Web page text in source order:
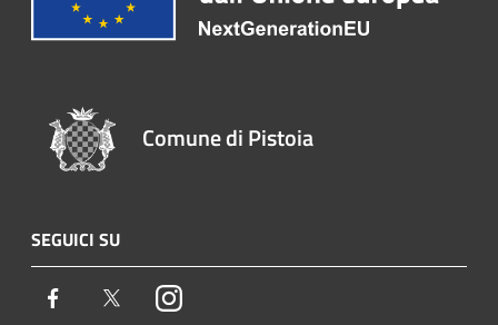
Comune di Pistoia
SEGUICI SU
Facebook TwitterInstagram